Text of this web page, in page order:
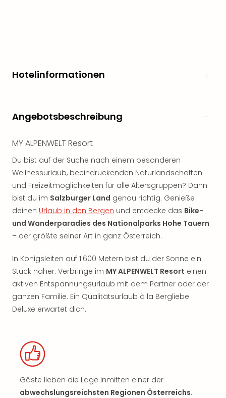
Hotelinformationen
Angebotsbeschreibung
MY ALPENWELT Resort
Du bist auf der Suche nach einem besonderen
Wellnessurlaub, beeindruckenden Naturlandschaften
und Freizeitmöglichkeiten für alle Altersgruppen? Dann
bist du im Salzburger Land genau richtig. Genieße
deinen Urlaub in den Bergen und entdecke das Bike-
und Wanderparadies des Nationalparks Hohe Tauern
– der größte seiner Art in ganz Österreich.
In Königsleiten auf 1.600 Metern bist du der Sonne ein
Stück näher. Verbringe im MY ALPENWELT Resort einen
aktiven Entspannungsurlaub mit dem Partner oder der
ganzen Familie. Ein Qualitätsurlaub à la Bergliebe
Deluxe erwartet dich.
Gäste lieben die Lage inmitten einer der
abwechslungsreichsten Regionen Österreichs.